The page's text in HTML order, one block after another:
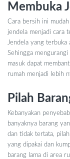
Membuka
Cara bersih ini
jendela menjadi cara
Jendela yang terbuka
Sehingga
masuk dapat
rumah menjadi lebih
Pilah
Kebanyakan
banyaknya barang
dan tidak tertata,
yang dipakai dan
barang lama di area